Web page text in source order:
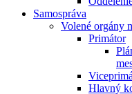
Samospráva
Volené orgány
Primátor
Hlavný